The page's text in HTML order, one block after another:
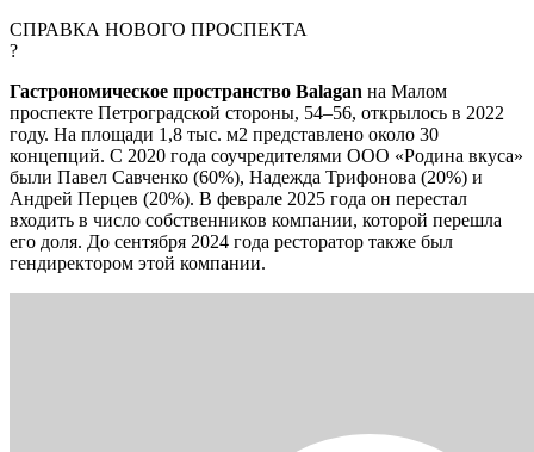
СПРАВКА НОВОГО ПРОСПЕКТА
?
Гастрономическое пространство Balagan на Малом
проспекте Петроградской стороны, 54–56, открылось в 2022
году. На площади 1,8 тыс. м2 представлено около 30
концепций. С 2020 года соучредителями ООО «Родина вкуса»
были Павел Савченко (60%), Надежда Трифонова (20%) и
Андрей Перцев (20%). В феврале 2025 года он перестал
входить в число собственников компании, которой перешла
его доля. До сентября 2024 года ресторатор также был
гендиректором этой компании.